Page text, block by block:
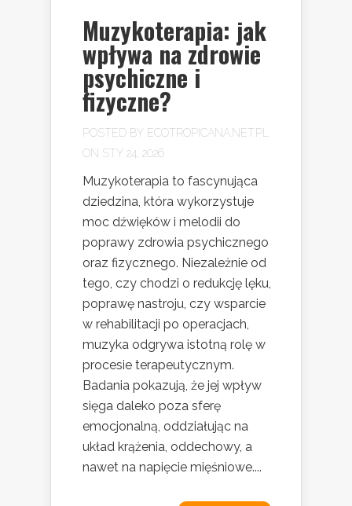
Muzykoterapia: jak
wpływa na zdrowie
psychiczne i
fizyczne?
POSTED BY ECOTROPICANA.NET.PL
ON STY 24, 2026
Muzykoterapia to fascynująca
dziedzina, która wykorzystuje
moc dźwięków i melodii do
poprawy zdrowia psychicznego
oraz fizycznego. Niezależnie od
tego, czy chodzi o redukcję lęku,
poprawę nastroju, czy wsparcie
w rehabilitacji po operacjach,
muzyka odgrywa istotną rolę w
procesie terapeutycznym.
Badania pokazują, że jej wpływ
sięga daleko poza sferę
emocjonalną, oddziałując na
układ krążenia, oddechowy, a
nawet na napięcie mięśniowe....